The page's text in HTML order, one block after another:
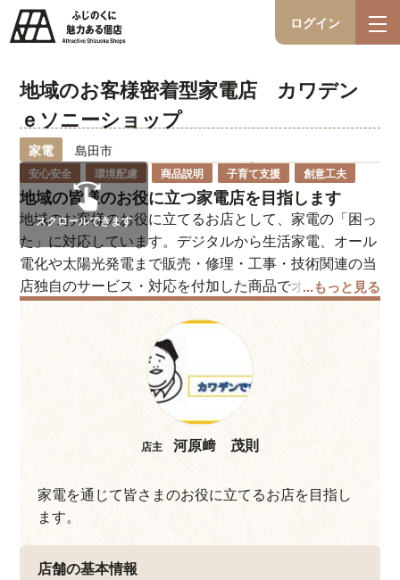
ログイン
地域のお客様密着型家電店 カワデン
ｅソニーショップ
家電 島田市
スクロールできます
安心安全 環境配慮 商品説明 子育て支援 創意工夫
地域の皆様のお役に立つ家電店を目指します
地域のお客様のお役に立てるお店として、家電の「困っ
た」に対応しています。デジタルから生活家電、オール
電化や太陽光発電まで販売・修理・工事・技術関連の当
店独自のサービス・対応を付加した商品でオンリーワン
の店づくりを目指し、誠意と責任感をもって対処し、安
心安全親切なお店の体制を整えて行きます。
...もっと見る
店主 河原﨑 茂則
家電を通じて皆さまのお役に立てるお店を目指し
ます。
店舗の基本情報